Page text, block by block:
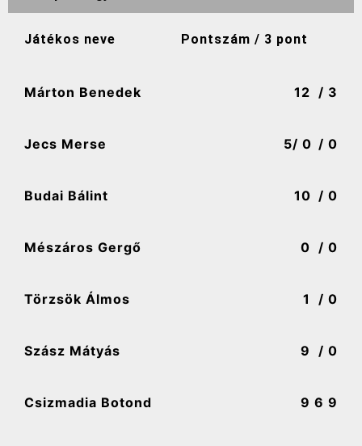
Játékos neve Pontszám / 3 pont
Márton Benedek 12 / 3
Jecs Merse 5/ 0 / 0
Budai Bálint 10 / 0
Mészáros Gergő 0 / 0
Törzsök Álmos 1 / 0
Szász Mátyás 9 / 0
Csizmadia Botond 9 6 9